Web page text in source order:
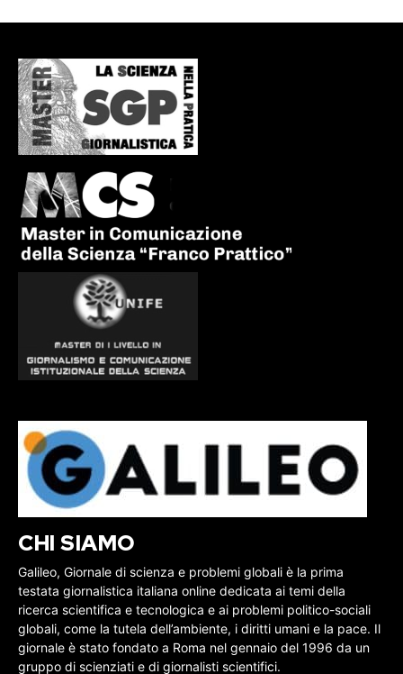
CHI SIAMO
Galileo, Giornale di scienza e problemi globali è la prima
testata giornalistica italiana online dedicata ai temi della
ricerca scientifica e tecnologica e ai problemi politico-sociali
globali, come la tutela dell’ambiente, i diritti umani e la pace. Il
giornale è stato fondato a Roma nel gennaio del 1996 da un
gruppo di scienziati e di giornalisti scientifici.